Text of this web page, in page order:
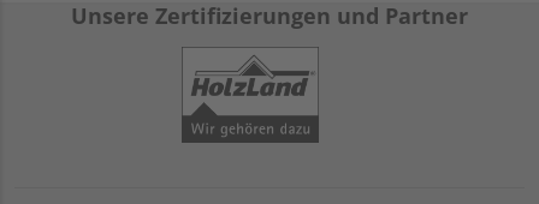
Unsere Zertifizierungen und Partner